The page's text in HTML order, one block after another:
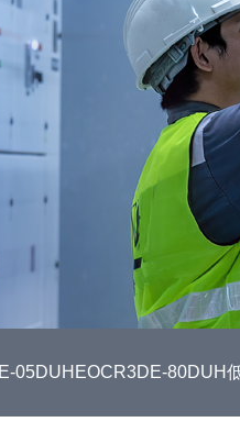
05DUHEOCR3DE-80DUH